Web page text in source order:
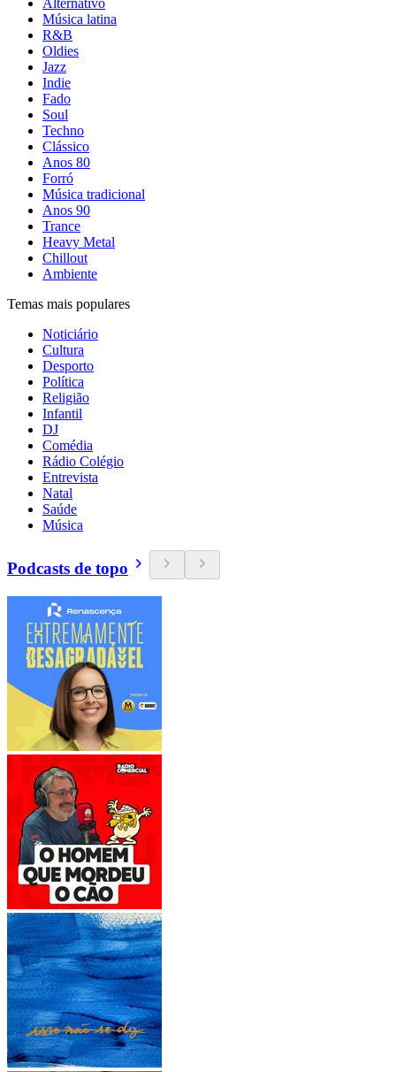
Alternativo
Música latina
R&B
Oldies
Jazz
Indie
Fado
Soul
Techno
Clássico
Anos 80
Forró
Música tradicional
Anos 90
Trance
Heavy Metal
Chillout
Ambiente
Temas mais populares
Noticiário
Cultura
Desporto
Política
Religião
Infantil
DJ
Comédia
Rádio Colégio
Entrevista
Natal
Saúde
Música
Podcasts de topo